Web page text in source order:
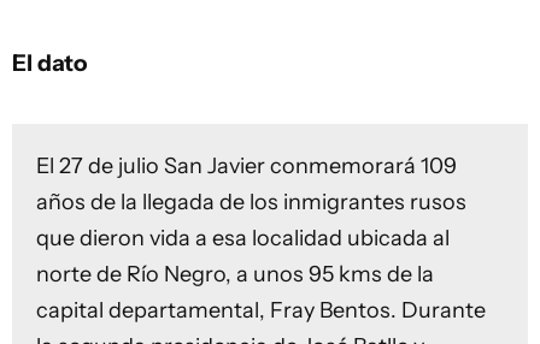
El dato
El 27 de julio San Javier conmemorará 109
años de la llegada de los inmigrantes rusos
que dieron vida a esa localidad ubicada al
norte de Río Negro, a unos 95 kms de la
capital departamental, Fray Bentos. Durante